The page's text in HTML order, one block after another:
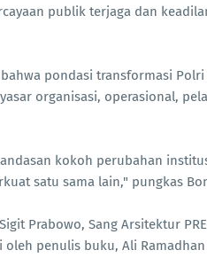
publik terjaga dan
pondasi transformasi
organisasi, operasional,
kokoh perubahan
satu sama lain," pungkas
Prabowo, Sang Arsitektur
penulis buku, Ali